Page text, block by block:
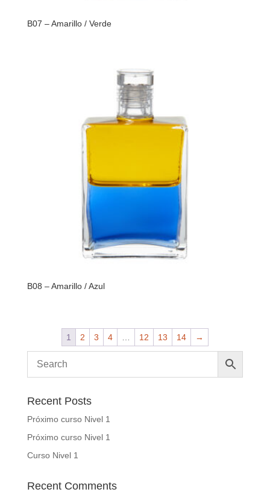
B07 – Amarillo / Verde
B08 – Amarillo / Azul
1 2 3 4 … 12 13 14 →
Recent Posts
Próximo curso Nivel 1
Próximo curso Nivel 1
Curso Nivel 1
Recent Comments